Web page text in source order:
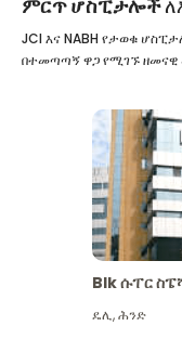
ምርጥ ሆስፒታሎች
JCI እና NABH የታወቁ
በተመጣጣኝ ዋጋ የሚገኙ ዘመናዊ
Blk ሱፐር
ዴሊ,ሕንድ